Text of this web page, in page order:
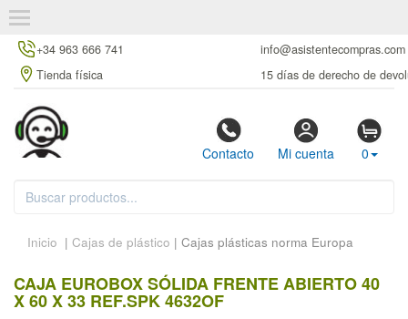
+34 963 666 741
info@asistentecompras.com
Tienda física
15 días de derecho de
Contacto Mi cuenta 0
Inicio | Cajas de plástico | Cajas plásticas norma Europa
CAJA EUROBOX SÓLIDA FRENTE ABIERTO 40
X 60 X 33 REF.SPK 4632OF